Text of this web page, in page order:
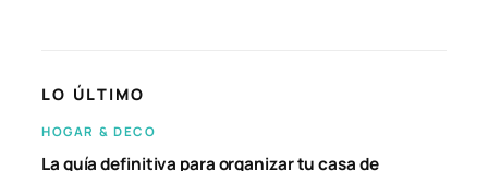
LO ÚLTIMO
HOGAR & DECO
La guía definitiva para organizar tu casa de